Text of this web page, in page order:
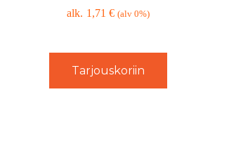
1,71 € (alv 0%)
Tarjouskoriin